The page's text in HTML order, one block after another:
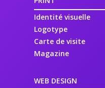
Identité visuelle
Logotype
Carte de visite
Magazine
WEB DESIGN